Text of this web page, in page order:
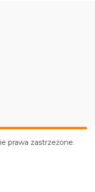
prawa zastrzeżone.